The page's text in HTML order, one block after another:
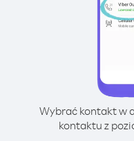
Wybrać kontakt w
kontaktu z